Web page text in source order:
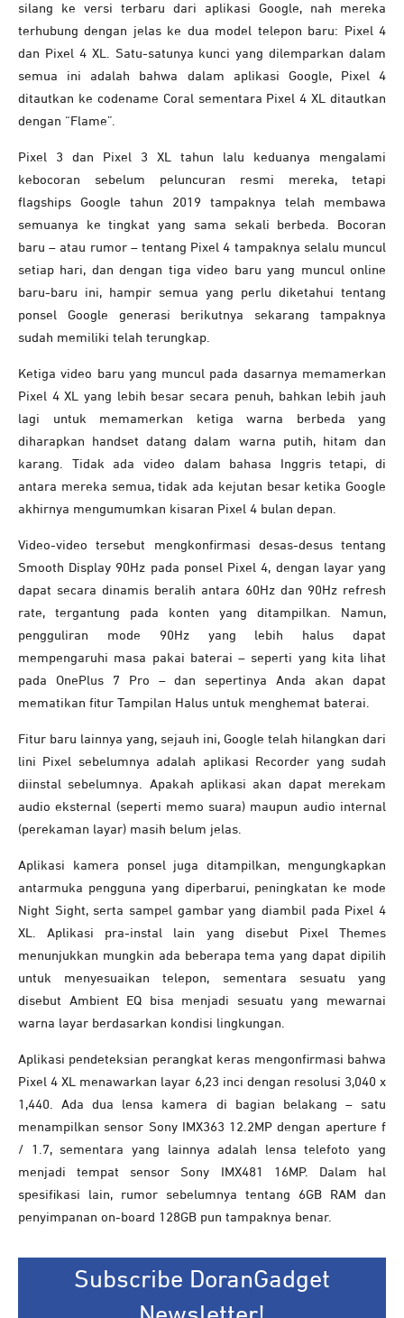
silang ke versi terbaru dari aplikasi Google, nah mereka
terhubung dengan jelas ke dua model telepon baru: Pixel 4
dan Pixel 4 XL. Satu-satunya kunci yang dilemparkan dalam
semua ini adalah bahwa dalam aplikasi Google, Pixel 4
ditautkan ke codename Coral sementara Pixel 4 XL ditautkan
dengan “Flame”.
Pixel 3 dan Pixel 3 XL tahun lalu keduanya mengalami
kebocoran sebelum peluncuran resmi mereka, tetapi
flagships Google tahun 2019 tampaknya telah membawa
semuanya ke tingkat yang sama sekali berbeda. Bocoran
baru – atau rumor – tentang Pixel 4 tampaknya selalu muncul
setiap hari, dan dengan tiga video baru yang muncul online
baru-baru ini, hampir semua yang perlu diketahui tentang
ponsel Google generasi berikutnya sekarang tampaknya
sudah memiliki telah terungkap.
Ketiga video baru yang muncul pada dasarnya memamerkan
Pixel 4 XL yang lebih besar secara penuh, bahkan lebih jauh
lagi untuk memamerkan ketiga warna berbeda yang
diharapkan handset datang dalam warna putih, hitam dan
karang. Tidak ada video dalam bahasa Inggris tetapi, di
antara mereka semua, tidak ada kejutan besar ketika Google
akhirnya mengumumkan kisaran Pixel 4 bulan depan.
Video-video tersebut mengkonfirmasi desas-desus tentang
Smooth Display 90Hz pada ponsel Pixel 4, dengan layar yang
dapat secara dinamis beralih antara 60Hz dan 90Hz refresh
rate, tergantung pada konten yang ditampilkan. Namun,
pengguliran mode 90Hz yang lebih halus dapat
mempengaruhi masa pakai baterai – seperti yang kita lihat
pada OnePlus 7 Pro – dan sepertinya Anda akan dapat
mematikan fitur Tampilan Halus untuk menghemat baterai.
Fitur baru lainnya yang, sejauh ini, Google telah hilangkan dari
lini Pixel sebelumnya adalah aplikasi Recorder yang sudah
diinstal sebelumnya. Apakah aplikasi akan dapat merekam
audio eksternal (seperti memo suara) maupun audio internal
(perekaman layar) masih belum jelas.
Aplikasi kamera ponsel juga ditampilkan, mengungkapkan
antarmuka pengguna yang diperbarui, peningkatan ke mode
Night Sight, serta sampel gambar yang diambil pada Pixel 4
XL. Aplikasi pra-instal lain yang disebut Pixel Themes
menunjukkan mungkin ada beberapa tema yang dapat dipilih
untuk menyesuaikan telepon, sementara sesuatu yang
disebut Ambient EQ bisa menjadi sesuatu yang mewarnai
warna layar berdasarkan kondisi lingkungan.
Aplikasi pendeteksian perangkat keras mengonfirmasi bahwa
Pixel 4 XL menawarkan layar 6,23 inci dengan resolusi 3,040 x
1,440. Ada dua lensa kamera di bagian belakang – satu
menampilkan sensor Sony IMX363 12.2MP dengan aperture f
/ 1.7, sementara yang lainnya adalah lensa telefoto yang
menjadi tempat sensor Sony IMX481 16MP. Dalam hal
spesifikasi lain, rumor sebelumnya tentang 6GB RAM dan
penyimpanan on-board 128GB pun tampaknya benar.
Subscribe DoranGadget